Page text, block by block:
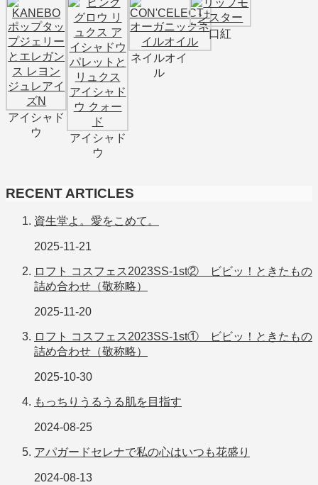
アイシャド
ウ
アイシャド
ウ
ネイルオイ
ル
口紅
RECENT ARTICLES
資生堂よ。愛をこめて。
2025-11-21
ロフト コスフェス2023SS-1st② ビビッ！ときたもの
詰め合わせ（敬称略）
2025-11-20
ロフト コスフェス2023SS-1st① ビビッ！ときたもの
詰め合わせ（敬称略）
2025-10-30
もっちりうるうる肌を目指す
2024-08-25
アパガードセレナで私の心はいつも花盛り
2024-08-13